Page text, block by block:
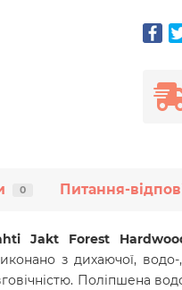
0 Питання-
Jakt Forest
з дихаючої,
Поліпшена